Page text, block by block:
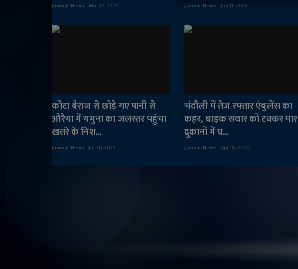
Janmat News Mar 12, 2026 Janmat News Jun 11, 2025
कोटा बैराज से छोड़े गए पानी से
औरैया में यमुना का जलस्तर पहुंचा
खतरे के निश...
Janmat News Jul 30, 2025
चंदौली में तेज रफ्तार एंबुलेंस का
कहर, बाइक सवार को टक्कर मार
दुकानों में घ...
Janmat News Apr 10, 2026